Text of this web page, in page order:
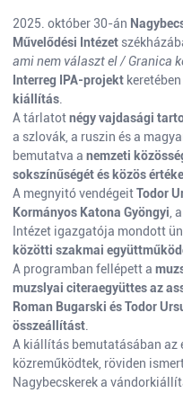
2025. október 30-án
Művelődési Intézet
ami nem választ el / Granica
Interreg IPA-projekt
kiállítás
A tárlatotnégy vajdasági
a szlovák, a ruszin és a
bemutatva a nemzeti
sokszínűségét és közös
A megnyitó vendégeitTodor
Kormányos Katona Gyöngyi ,
Intézet igazgatója mondott
közötti szakmai
A programban fellépett a
muzslyai citeraegyüttes az
Roman Bugarski és Todor
összeállítást
A kiállítás bemutatásában az
közreműködtek, röviden
Nagybecskerek a